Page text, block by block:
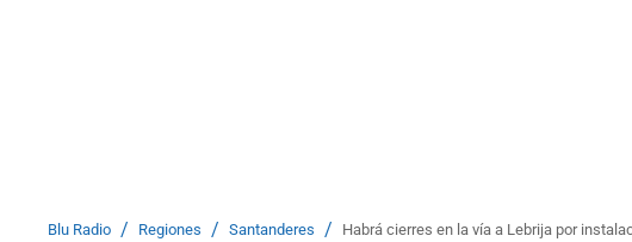
Blu Radio / Regiones / Santanderes / Habrá cierres en la vía a Lebrija por